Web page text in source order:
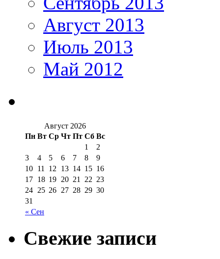
Август 2013
Июль 2013
Май 2012
Август 2026
Пн Вт Ср Чт Пт Сб Вс
« Сен
1
2
3
4 5 6 7 8
9
10 11 12 13 14 15 16
17 18 19 20 21 22 23
24 25 26 27 28 29 30
31
Свежие записи